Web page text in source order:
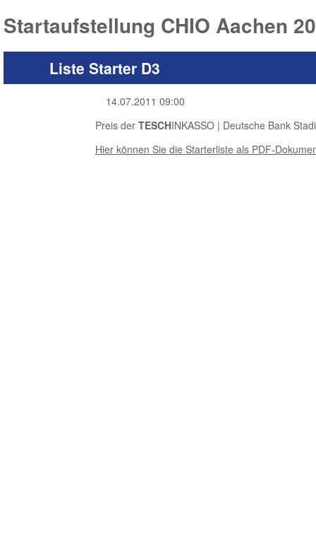
Startaufstellung CHIO Aachen
Liste Starter D3
14.07.2011 09:00
Preis der TESCHINKASSO | Deutsche Bank
Hier können Sie die Starterliste als PDF-